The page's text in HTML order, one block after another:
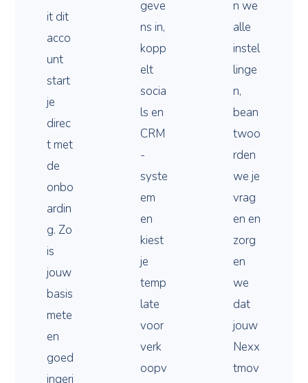
it dit
acco
unt
start
je
direc
t met
de
onbo
ardin
g. Zo
is
jouw
basis
mete
en
goed
ingeri
geve
ns in,
kopp
elt
socia
ls en
CRM
-
syste
em
en
kiest
je
temp
late
voor
verk
oopv
n we
alle
instel
linge
n,
bean
twoo
rden
we je
vrag
en en
zorg
en
we
dat
jouw
Nexx
tmov